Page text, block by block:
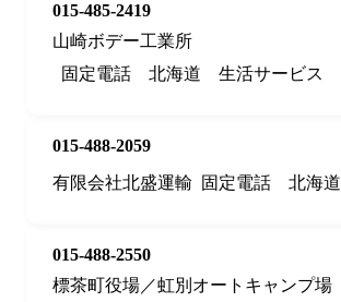
015-485-2419
山崎ボデー工業所
固定電話
北海道 生活サービス
015-488-2059
有限会社北盛運輸
固定電話 北海道
015-488-2550
標茶町役場／虹別オートキャンプ場